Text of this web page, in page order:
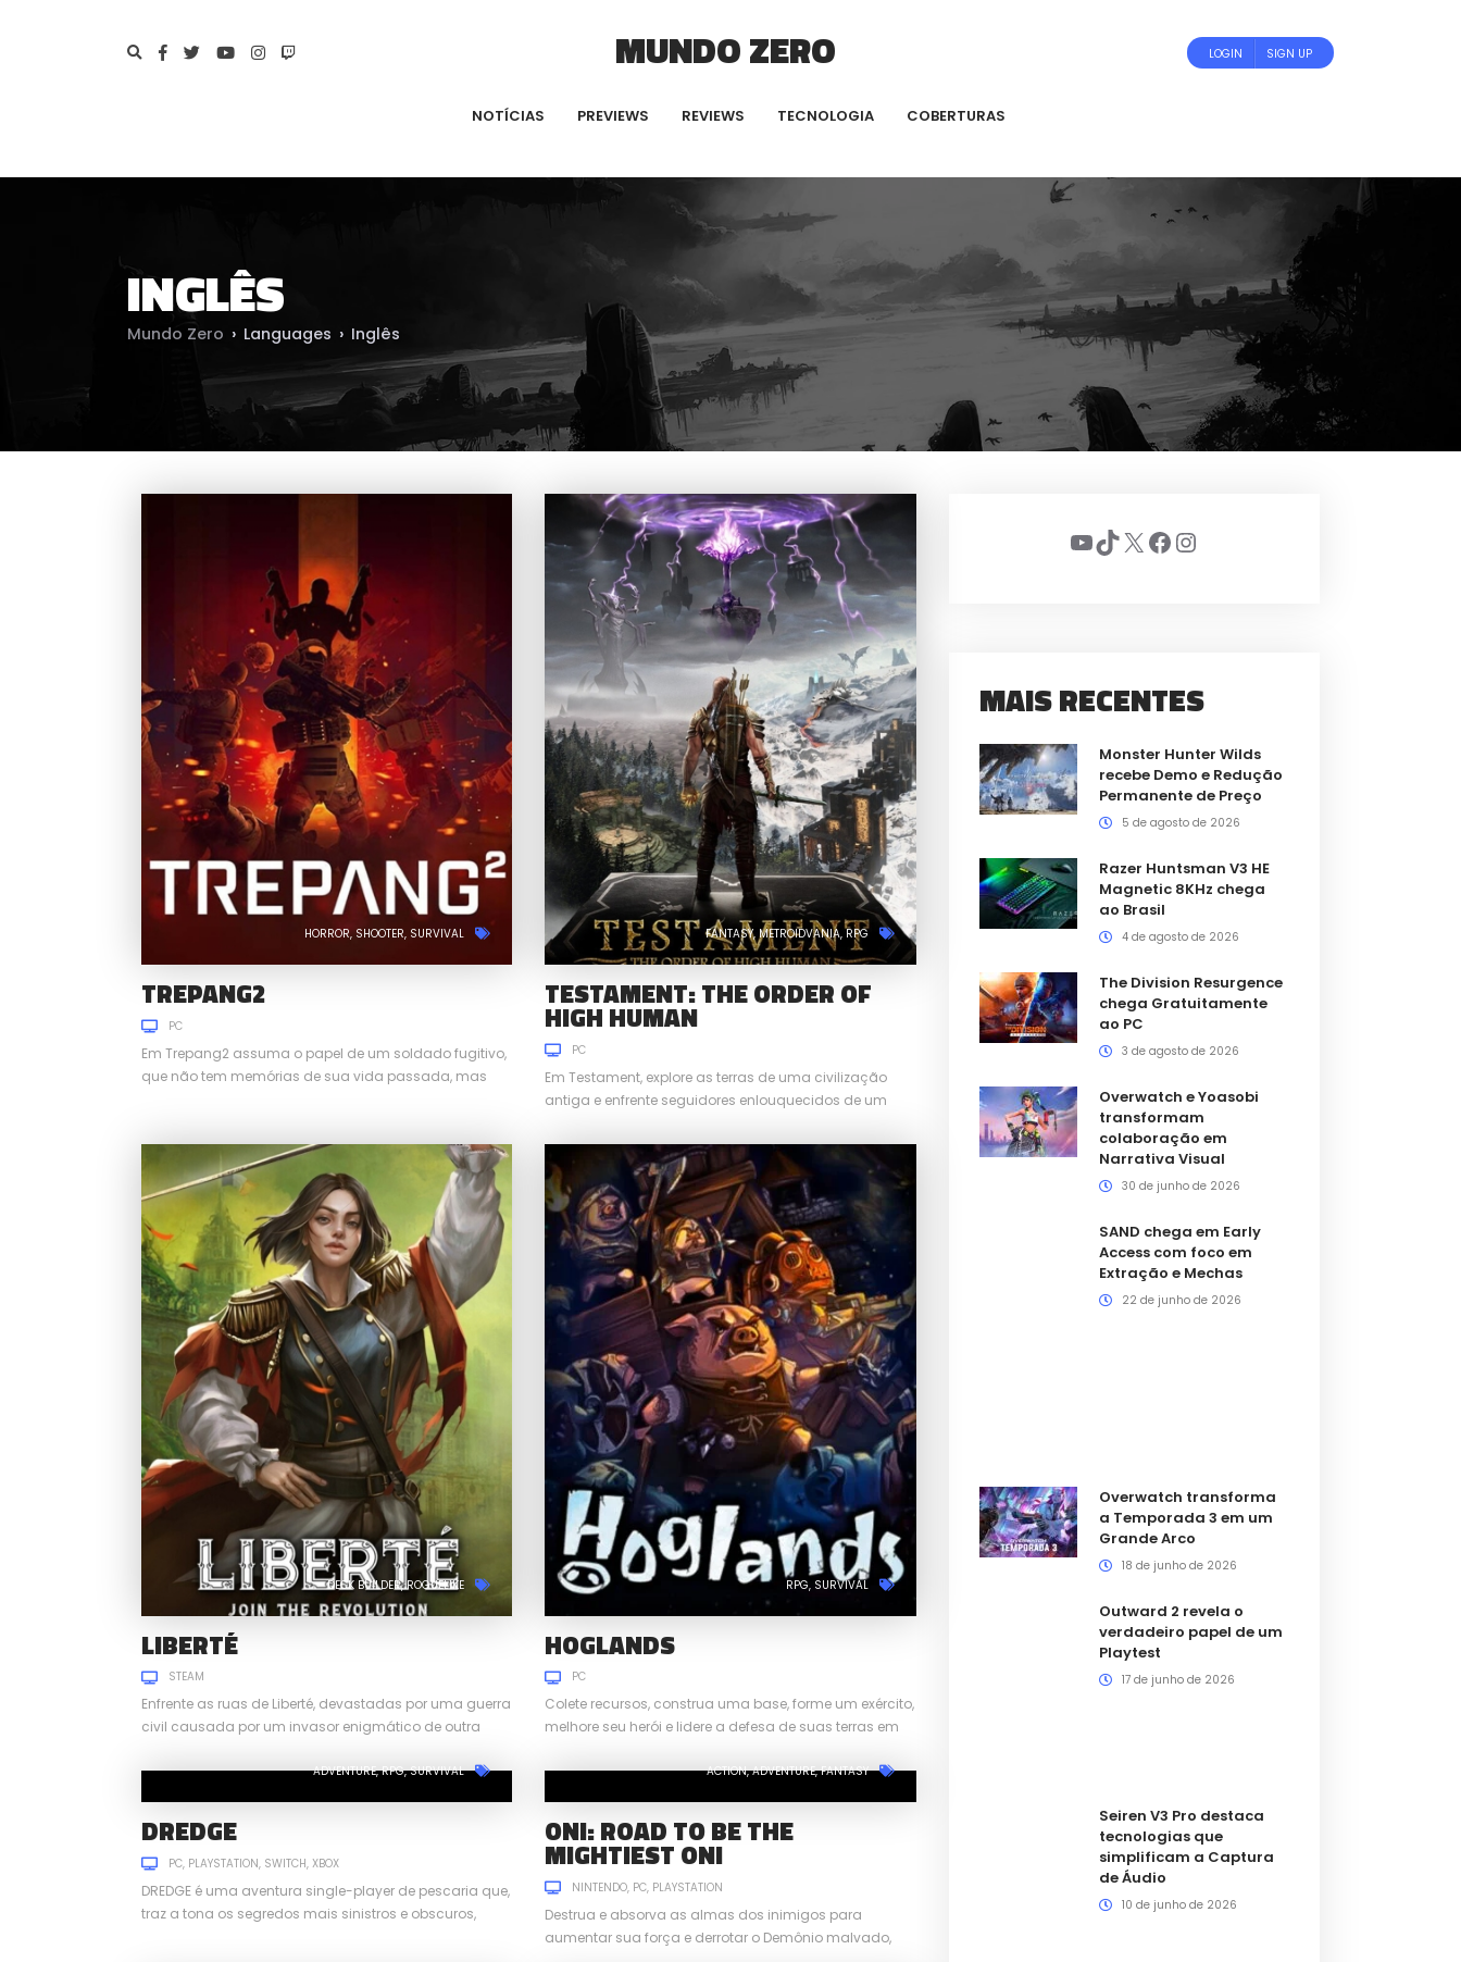
MUNDO ZERO LOGIN SIGN UP
NOTÍCIAS PREVIEWS REVIEWS TECNOLOGIA COBERTURAS
INGLÊS
Mundo Zero › Languages › Inglês
HORROR SHOOTER SURVIVAL
TREPANG2
PC
Em Trepang2 assuma o papel de um soldado fugitivo,
que não tem memórias de sua vida passada, mas
FANTASY METROIDVANIA RPG
TESTAMENT: THE ORDER OF
HIGH HUMAN
PC
Em Testament, explore as terras de uma civilização
antiga e enfrente seguidores enlouquecidos de um
DECK BUILDER ROGUELIKE
LIBERTÉ
STEAM
Enfrente as ruas de Liberté, devastadas por uma guerra
civil causada por um invasor enigmático de outra
RPG SURVIVAL
HOGLANDS
PC
Colete recursos, construa uma base, forme um exército,
melhore seu herói e lidere a defesa de suas terras em
ADVENTURE RPG SURVIVAL
DREDGE
PC PLAYSTATION SWITCH XBOX
DREDGE é uma aventura single-player de pescaria que,
traz a tona os segredos mais sinistros e obscuros,
ACTION ADVENTURE FANTASY
ONI: ROAD TO BE THE
MIGHTIEST ONI
NINTENDO PC PLAYSTATION
Destrua e absorva as almas dos inimigos para
aumentar sua força e derrotar o Demônio malvado,
Youtube
TikTok
X Facebook
Instagram
MAIS RECENTES
Monster Hunter Wilds
recebe Demo e Redução
Permanente de Preço
5 de agosto de 2026
Razer Huntsman V3 HE
Magnetic 8KHz chega
ao Brasil
4 de agosto de 2026
The Division Resurgence
chega Gratuitamente
ao PC
3 de agosto de 2026
Overwatch e Yoasobi
transformam
colaboração em
Narrativa Visual
30 de junho de 2026
SAND chega em Early
Access com foco em
Extração e Mechas
22 de junho de 2026
Overwatch transforma
a Temporada 3 em um
Grande Arco
18 de junho de 2026
Outward 2 revela o
verdadeiro papel de um
Playtest
17 de junho de 2026
Seiren V3 Pro destaca
tecnologias que
simplificam a Captura
de Áudio
10 de junho de 2026